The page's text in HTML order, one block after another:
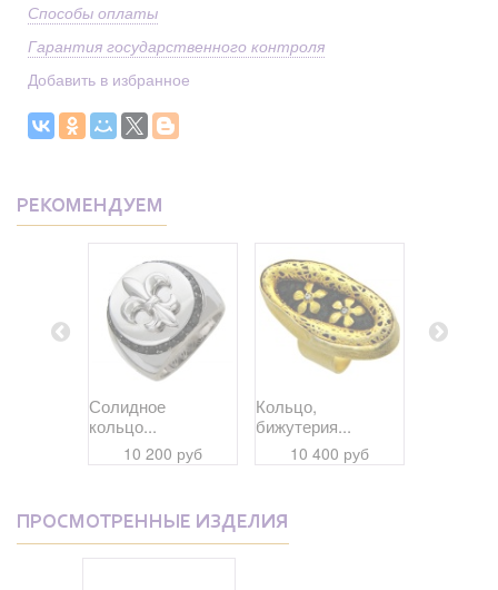
Способы оплаты
Гарантия государственного контроля
Добавить в избранное
РЕКОМЕНДУЕМ
Солидное
кольцо...
10 200 руб
Кольцо,
бижутерия...
10 400 руб
ПРОСМОТРЕННЫЕ ИЗДЕЛИЯ